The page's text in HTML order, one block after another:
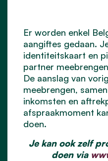
Er worden enkel
aangiftes gedaan.
identiteitskaart en
partner
De aanslag van
meebrengen,
inkomsten en
afspraakmoment
doen.
Je kan ook zelf
doen via